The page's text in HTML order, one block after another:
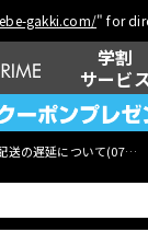
gakki.com/" for
学割
サービ
送の遅延について(07月29日